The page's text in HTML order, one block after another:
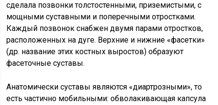
сделала позвонки толстостенными, приземистыми, с
мощными суставными и поперечными отростками.
Каждый позвонок снабжен двумя парами отростков,
расположенных на дуге. Верхние и нижние «фасетки»
(др. название этих костных выростов) образуют
фасеточные суставы.
Анатомически суставы являются «диартрозными», то
есть частично мобильными: обволакивающая капсула